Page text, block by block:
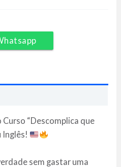
“Descomplica que
Inglês!
sem gastar uma